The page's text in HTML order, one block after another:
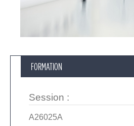
FORMATION
Session :
A26025A